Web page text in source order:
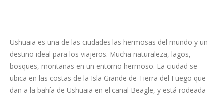
Ushuaia es una de las ciudades las hermosas del mundo y un
destino ideal para los viajeros. Mucha naturaleza, lagos,
bosques, montañas en un entorno hermoso. La ciudad se
ubica en las costas de la Isla Grande de Tierra del Fuego que
dan a la bahía de Ushuaia en el canal Beagle, y está rodeada